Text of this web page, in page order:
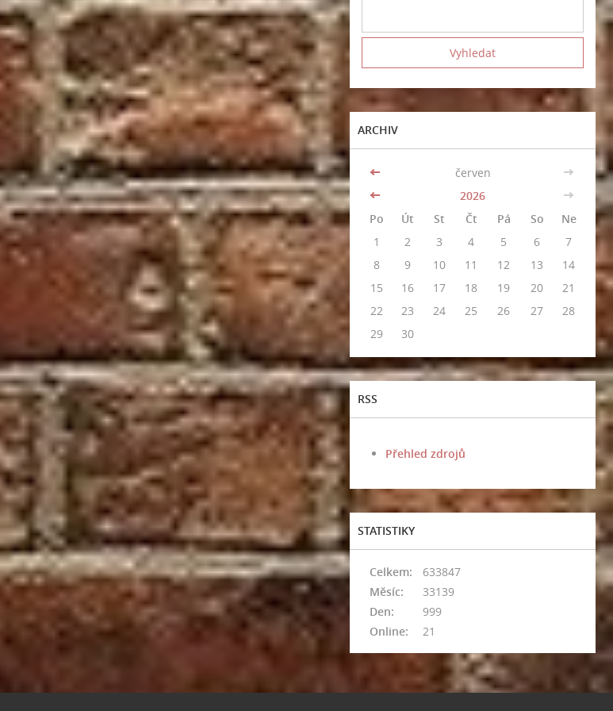
ARCHIV
<< červen
>>
<<
2026
>>
Po
Út St Čt Pá So
Ne
1
2 3 4 5 6
7
8
9 10 11 12 13
14
15
16 17 18 19 20
21
22
23 24 25 26 27
28
29
30
RSS
Přehled zdrojů
STATISTIKY
Online: 21
Celkem:
633847
Měsíc:
33139
Den:
999